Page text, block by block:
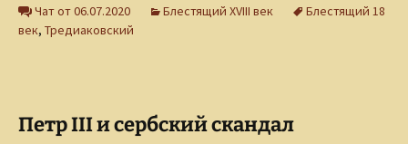
Чат от 06.07.2020 Блестящий XVIII век
Блестящий 18
век, Тредиаковский
Петр III и сербский скандал